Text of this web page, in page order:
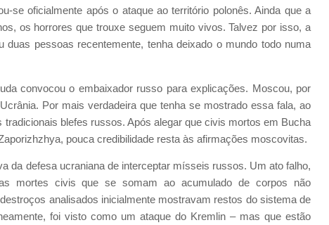
se oficialmente após o ataque ao território polonês. Ainda que a
os horrores que trouxe seguem muito vivos. Talvez por isso, a
pessoas recentemente, tenha deixado o mundo todo numa
convocou o embaixador russo para explicações. Moscou, por
Por mais verdadeira que tenha se mostrado essa fala, ao
blefes russos. Após alegar que civis mortos em Bucha
pouca credibilidade resta às afirmações moscovitas.
da defesa ucraniana de interceptar mísseis russos. Um ato falho,
mortes civis que se somam ao acumulado de corpos não
analisados inicialmente mostravam restos do sistema de
foi visto como um ataque do Kremlin – mas que estão